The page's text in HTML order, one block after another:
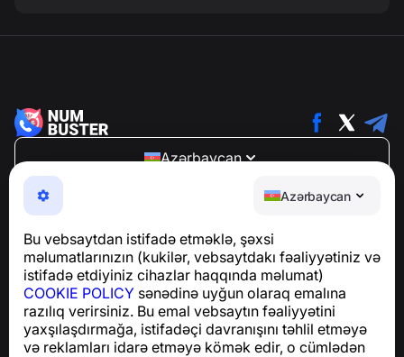
Azərbaycan
Bu vebsaytdan istifadə etməklə, şəxsi
məlumatlarınızın (kukilər, vebsaytdakı fəaliyyətiniz və
istifadə etdiyiniz cihazlar haqqında məlumat)
COOKIE POLICY sənədinə uyğun olaraq emalına
razılıq verirsiniz. Bu emal vebsaytın fəaliyyətini
yaxşılaşdırmağa, istifadəçi davranışını təhlil etməyə
və reklamları idarə etməyə kömək edir, o cümlədən
Azərbaycan
NumBuster © 2013—2026 ·
support@numbuster.com
Telefon fırıldaqlarından, spam və arzuolunmaz
GDPR uyğunluğu ilə bağlı suallar üçün:
support@numbuster.com
Yardım Mərkəzi
Xəbərlər və Məqalələr